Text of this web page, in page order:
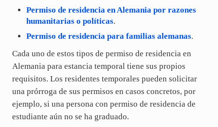
Permiso de residencia en Alemania por razones
humanitarias o políticas.
Permiso de residencia para familias alemanas.
Cada uno de estos tipos de permiso de residencia en
Alemania para estancia temporal tiene sus propios
requisitos. Los residentes temporales pueden solicitar
una prórroga de sus permisos en casos concretos, por
ejemplo, si una persona con permiso de residencia de
estudiante aún no se ha graduado.